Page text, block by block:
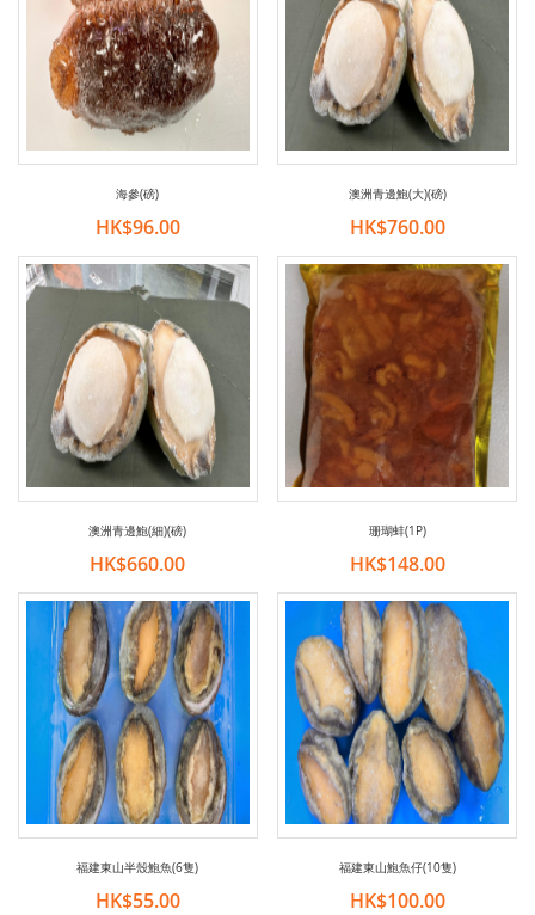
海參(磅)
HK$96.00
澳洲青邊鮑(大)(磅)
HK$760.00
澳洲青邊鮑(細)(磅)
HK$660.00
珊瑚蚌(1P)
HK$148.00
福建東山半殼鮑魚(6隻)
HK$55.00
福建東山鮑魚仔(10隻)
HK$100.00